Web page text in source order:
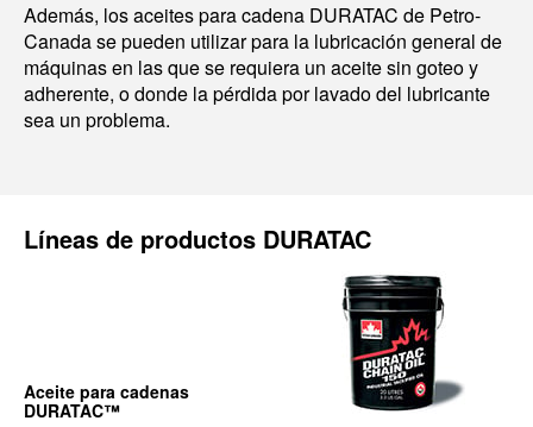
Además, los aceites para cadena DURATAC de Petro-
Canada se pueden utilizar para la lubricación general de
máquinas en las que se requiera un aceite sin goteo y
adherente, o donde la pérdida por lavado del lubricante
sea un problema.
Líneas de productos DURATAC
Aceite para cadenas
DURATAC™